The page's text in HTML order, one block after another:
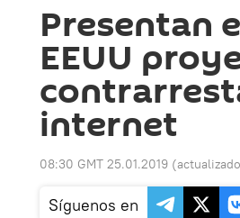
Presentan
EEUU
internet
08:30 GMT 25.01.2019
Síguenos en